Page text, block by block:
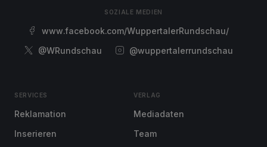
SOZIALE MEDIEN
www.facebook.com/WuppertalerRundschau/
@WRundschau
@wuppertalerrundschau
SERVICES
Reklamation
Inserieren
VERLAG
Mediadaten
Team